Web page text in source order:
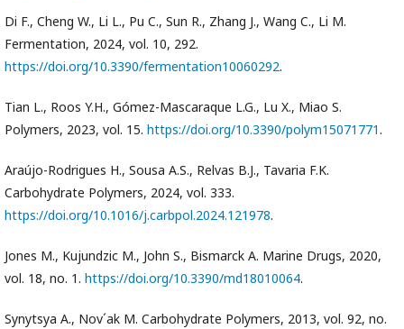
Di F., Cheng W., Li L., Pu C., Sun R., Zhang J., Wang C., Li M.
Fermentation, 2024, vol. 10, 292.
https://doi.org/10.3390/fermentation10060292.
Tian L., Roos Y.H., Gómez-Mascaraque L.G., Lu X., Miao S.
Polymers, 2023, vol. 15. https://doi.org/10.3390/polym15071771.
Araújo-Rodrigues H., Sousa A.S., Relvas B.J., Tavaria F.K.
Carbohydrate Polymers, 2024, vol. 333.
https://doi.org/10.1016/j.carbpol.2024.121978.
Jones M., Kujundzic M., John S., Bismarck A. Marine Drugs, 2020,
vol. 18, no. 1. https://doi.org/10.3390/md18010064.
Synytsya A., Nov´ak M. Carbohydrate Polymers, 2013, vol. 92, no.